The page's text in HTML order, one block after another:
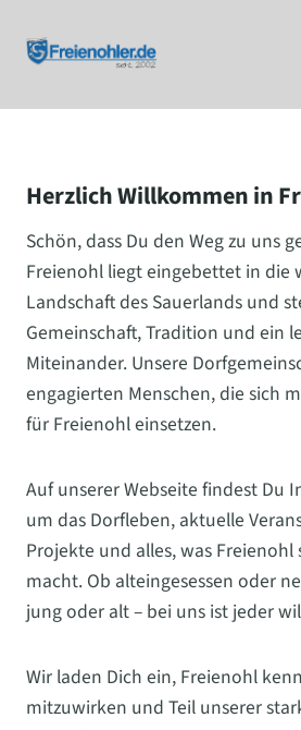
Inhalt
springen
Herzlich Willkommen in
Schön, dass Du den Weg zu uns
Freienohl liegt eingebettet in die
Landschaft des Sauerlands und
Gemeinschaft, Tradition und ein
Miteinander. Unsere
engagierten Menschen, die sich
für Freienohl einsetzen.
Auf unserer Webseite findest Du
um das Dorfleben, aktuelle
Projekte und alles, was Freienohl
macht. Ob alteingesessen oder
jung oder alt – bei uns ist jeder
Wir laden Dich ein, Freienohl
mitzuwirken und Teil unserer